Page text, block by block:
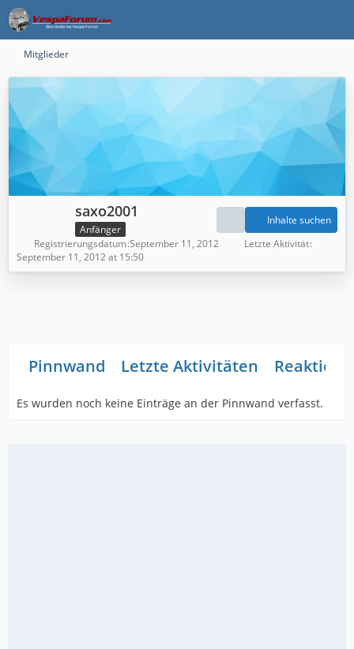
Mitglieder
saxo2001
Anfänger
Inhalte suchen
Registrierungsdatum September 11, 2012
Letzte Aktivität
September 11, 2012 at 15:50
Pinnwand Letzte Aktivitäten
Es wurden noch keine Einträge an der Pinnwand verfasst.